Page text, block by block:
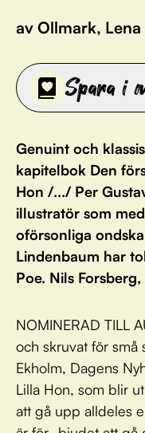
av Ollmark, Lena
Spara i
Genuint och
kapitelbok Den
Hon /.../ Per
illustratör som
oförsonliga
Lindenbaum har
Poe. Nils Forsberg,
NOMINERAD TILL
och skruvat för små
Ekholm, Dagens
Lilla Hon, som blir
att gå upp alldeles